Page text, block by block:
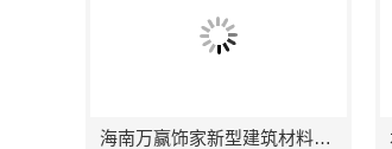
海南万赢饰家新型建筑材料有限公司